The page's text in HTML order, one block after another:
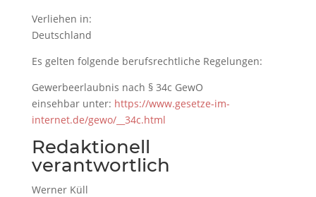
Verliehen in:
Deutschland
Es gelten folgende berufsrechtliche Regelungen:
Gewerbeerlaubnis nach § 34c GewO
einsehbar unter: https://www.gesetze-im-
internet.de/gewo/__34c.html
Redaktionell
verantwortlich
Werner Küll